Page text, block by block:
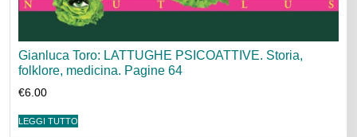
Gianluca Toro: LATTUGHE PSICOATTIVE. Storia,
folklore, medicina. Pagine 64
€6.00
LEGGI TUTTO